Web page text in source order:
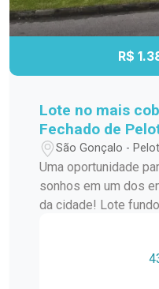
mais informações e
R$
Lote no mais
Fechado de
Gonçalo!
São Gonçalo -
Uma oportunidade
sonhos em um dos
da cidade! Lote fundo Lago! Medidas: 15m x
projeto residencial
aproveitamento do
conforto, privacidade e